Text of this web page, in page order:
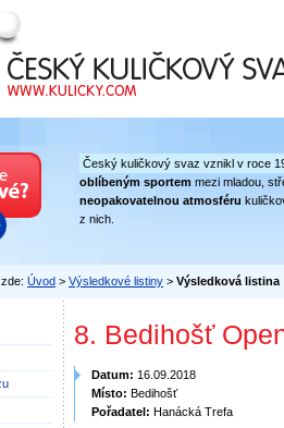
svaz
Český kuličkový svaz vznikl v roce
oblíbeným sportem mezi mladou,
neopakovatelnou atmosféru
z nich.
Úvod > Výsledkové listiny > Výsledková listina
8. Bedihošť
Datum: 16.09.2018
Místo: Bedihošť
Pořadatel: Hanácká Trefa